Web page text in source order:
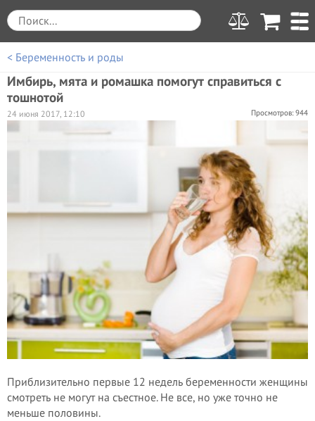
< Беременность и роды
Имбирь, мята и ромашка помогут справиться с
тошнотой
Просмотров: 944
24 июня 2017, 12:10
Приблизительно первые 12 недель беременности женщины
смотреть не могут на съестное. Не все, но уже точно не
меньше половины.